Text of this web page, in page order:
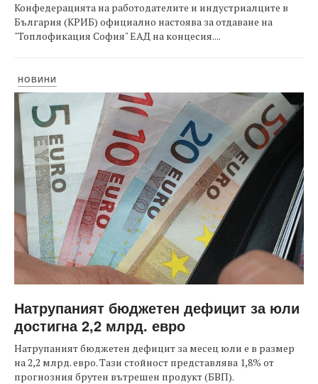
Конфедерацията на работодателите и индустриалците в
България (КРИБ) официално настоява за отдаване на
"Топлофикация София" ЕАД на концесия....
НОВИНИ
Натрупаният бюджетен дефицит за юли
достигна 2,2 млрд. евро
Натрупаният бюджетен дефицит за месец юли е в размер
на 2,2 млрд. евро. Тази стойност представлява 1,8% от
прогнозния брутен вътрешен продукт (БВП).